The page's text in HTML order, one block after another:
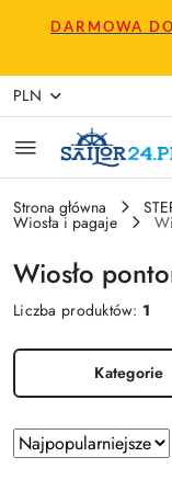
Przejdź do
Przejdź do
Przejdź do
Przejdź do
Przejdź do
DARMOWA
PLN
Strona główna
Wiosła i pagaje
Wiosło
Liczba produktów: 1
Kategorie
Zastosowano
sortowanie:
Sortuj
według